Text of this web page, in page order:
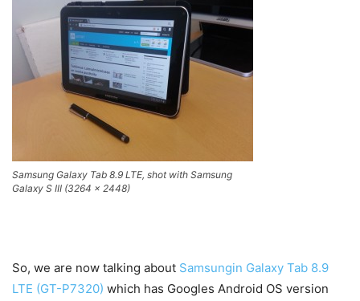
Samsung Galaxy Tab 8.9 LTE, shot with Samsung
Galaxy S III (3264 x 2448)
So, we are now talking about Samsungin Galaxy Tab 8.9
LTE (GT-P7320) which has Googles Android OS version